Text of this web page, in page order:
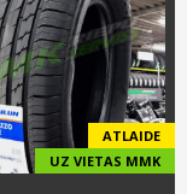
ATLAIDE
UZ VIETAS MMK